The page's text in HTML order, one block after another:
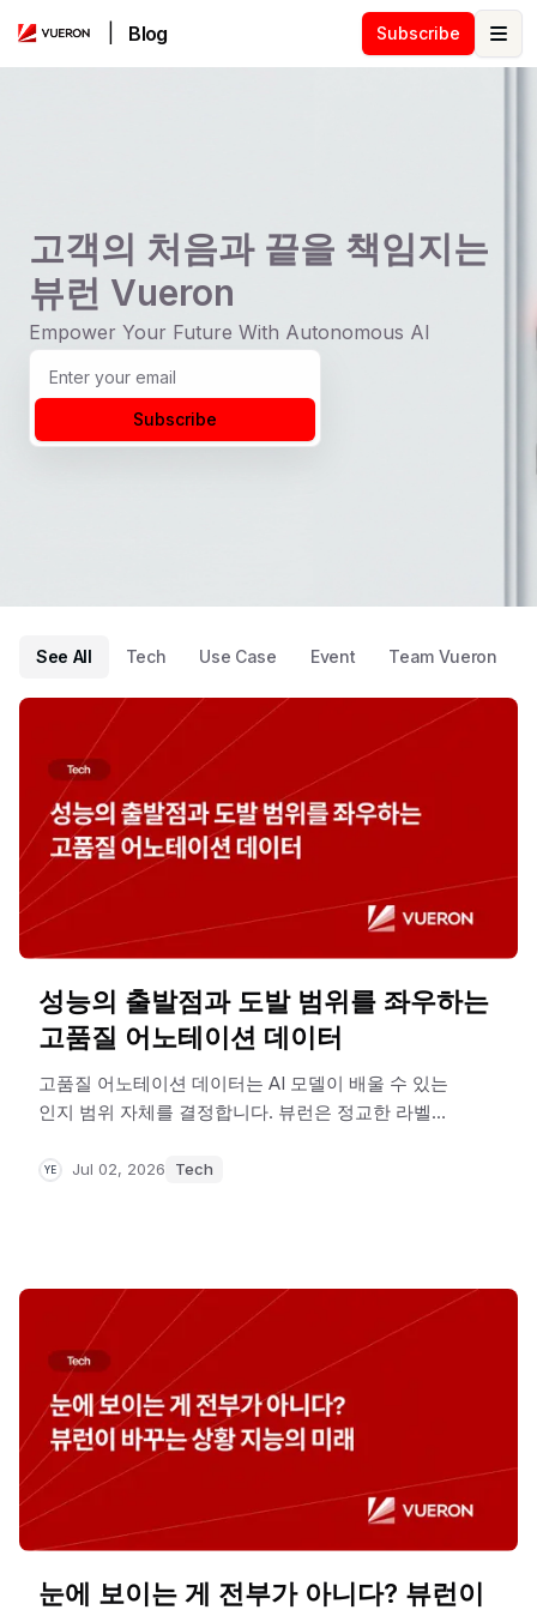
Blog Subscribe
고객의 처음과 끝을 책임지는
뷰런 Vueron
Empower Your Future With Autonomous AI
Subscribe
See All Tech Use Case Event Team Vueron
성능의 출발점과 도발 범위를 좌우하는
고품질 어노테이션 데이터
고품질 어노테이션 데이터는 AI 모델이 배울 수 있는
인지 범위 자체를 결정합니다. 뷰런은 정교한 라벨링
YE Jul 02, 2026 Tech
눈에 보이는 게 전부가 아니다? 뷰런이